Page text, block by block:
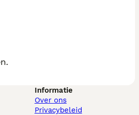
Informatie
Over ons
Privacybeleid